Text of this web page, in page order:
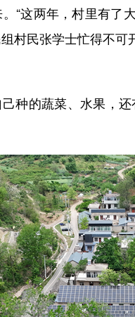
“这两年，村里有了
村民张学士忙得不
的蔬菜、水果，